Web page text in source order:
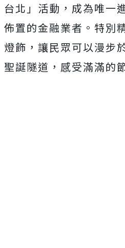
台北」活動，成為唯一
佈置的金融業者。特別
燈飾，讓民眾可以漫步
聖誕隧道，感受滿滿的